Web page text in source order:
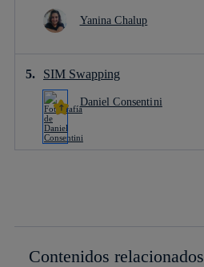
Yanina Chalup
SIM Swapping
Daniel Consentini
Contenidos relacionados